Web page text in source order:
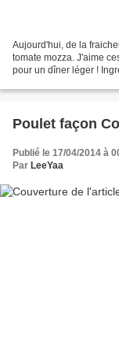
Aujourd'hui, de la
tomate mozza. J'aime
pour un dîner léger !
Poulet façon
Publié le 17/04/2014 à
Par LeeYaa